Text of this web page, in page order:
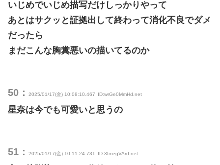
いじめでいじめ描写だけしっかりやって
あとはサクッと証拠出して終わって消化不良でダメ
だったら
まだこんな胸糞悪いの描いてるのか
50： 2025/01/17(金) 10:08:10.467 ID:wrGe0MmHd.net
星奈は今でも可愛いと思うの
51： 2025/01/17(金) 10:11:24.731 ID:3ImegVArd.net